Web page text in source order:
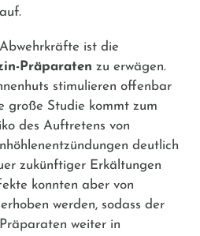
ist die
Präparaten zu erwägen.
stimulieren offenbar
große Studie kommt zum
des Auftretens von
deutlich
zukünftiger Erkältungen
konnten aber von
werden, sodass der
weiter in